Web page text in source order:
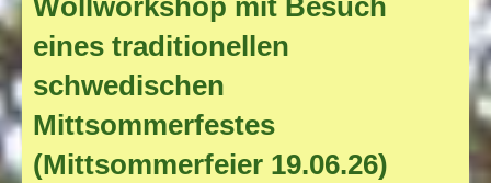
Wollworkshop mit Besuch
eines traditionellen
schwedischen
Mittsommerfestes
(Mittsommerfeier 19.06.26)